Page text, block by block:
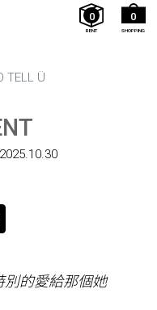
SHOPPING
0
RENT
0
TELL Ü
2025.10.30
別的愛給那個她